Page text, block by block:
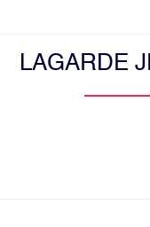
LAGARDE